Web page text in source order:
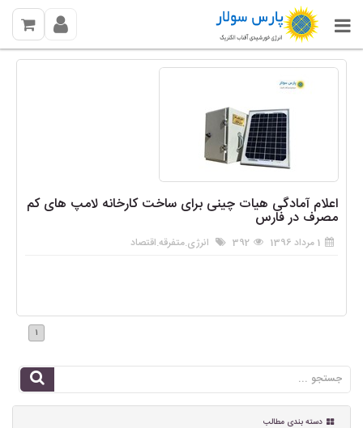
اعلام آمادگی هیات چینی برای ساخت کارخانه لامپ های کم
مصرف در فارس
1 مرداد 1396 392 انرژی.متفرقه.اقتصاد
1
دسته بندی مطالب